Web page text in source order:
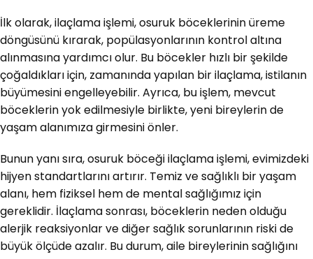
İlk olarak, ilaçlama işlemi, osuruk böceklerinin üreme
döngüsünü kırarak, popülasyonlarının kontrol altına
alınmasına yardımcı olur. Bu böcekler hızlı bir şekilde
çoğaldıkları için, zamanında yapılan bir ilaçlama, istilanın
büyümesini engelleyebilir. Ayrıca, bu işlem, mevcut
böceklerin yok edilmesiyle birlikte, yeni bireylerin de
yaşam alanımıza girmesini önler.
Bunun yanı sıra, osuruk böceği ilaçlama işlemi, evimizdeki
hijyen standartlarını artırır. Temiz ve sağlıklı bir yaşam
alanı, hem fiziksel hem de mental sağlığımız için
gereklidir. İlaçlama sonrası, böceklerin neden olduğu
alerjik reaksiyonlar ve diğer sağlık sorunlarının riski de
büyük ölçüde azalır. Bu durum, aile bireylerinin sağlığını